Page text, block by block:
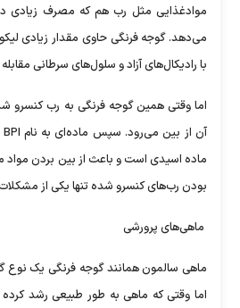
موادغذایی مثل رب هم که مصرف زیادی
می‌دهد. گوجه فرنگی حاوی مقدار زیادی
با رادیکال‌های آزاد و سلول‌های سرطانی
اما وقتی همین گوجه فرنگی به رب کنسرو
ماده اسیدی است و باعث از بین بردن
بودن رب‌های کنسرو شده تنها یکی از
ماهی‌های پرورشی
ماهی سالمون همانند گوجه فرنگی یک
اما وقتی که ماهی به طور طبیعی رشد